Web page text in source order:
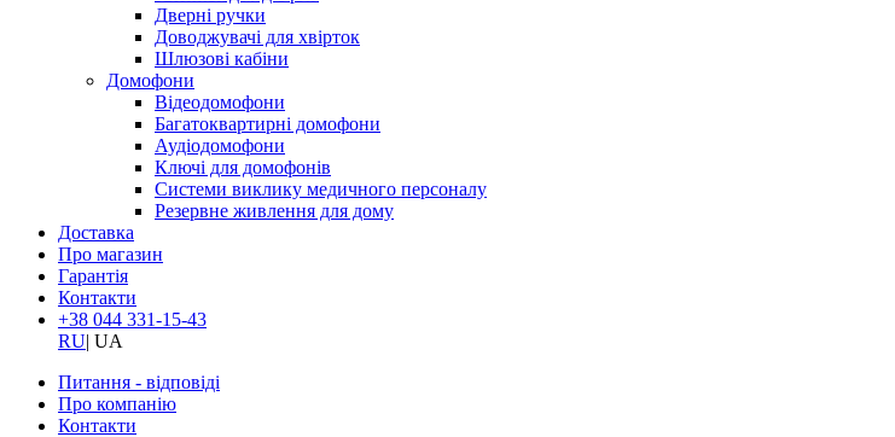
Дверні ручки
Доводжувачі для хвірток
Шлюзові кабіни
Домофони
Відеодомофони
Багатоквартирні домофони
Аудіодомофони
Ключі для домофонів
Системи виклику медичного персоналу
Резервне живлення для дому
Доставка
Про магазин
Гарантія
Контакти
+38 044 331-15-43
RU| UA
Питання - відповіді
Про компанію
Контакти